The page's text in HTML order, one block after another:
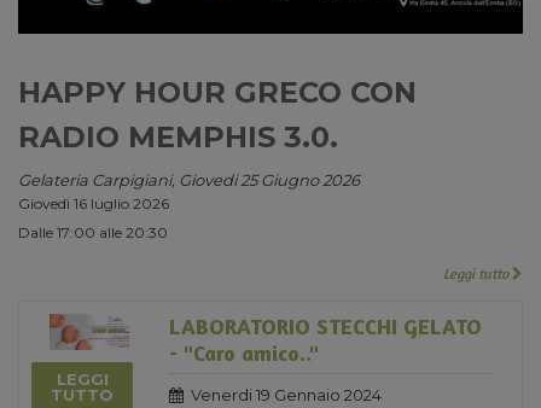
HAPPY HOUR GRECO CON
RADIO MEMPHIS 3.0.
Gelateria Carpigiani, Giovedi 25 Giugno 2026
Giovedì 16 luglio 2026
Dalle 17:00 alle 20:30
Leggi tutto
LEGGI
TUTTO
LABORATORIO STECCHI GELATO
- "Caro amico.."
Venerdi 19 Gennaio 2024